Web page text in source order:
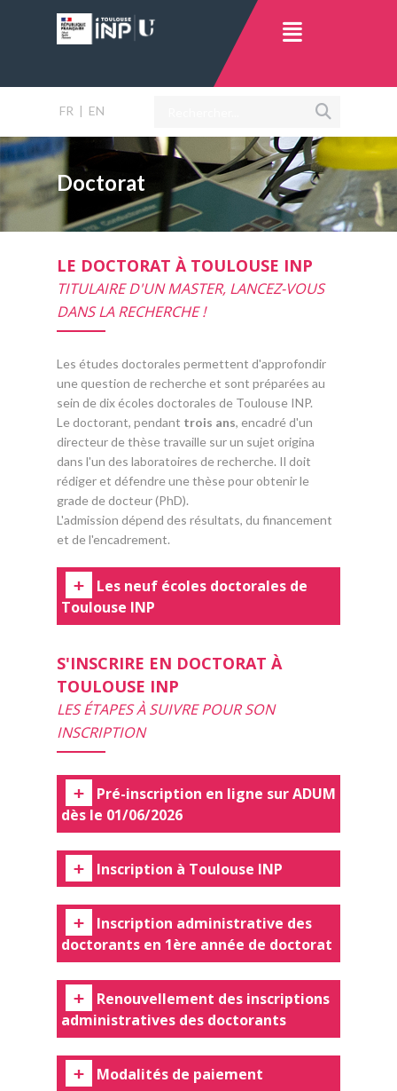
FR | EN
Doctorat
LE DOCTORAT À TOULOUSE INP
TITULAIRE D'UN MASTER, LANCEZ-VOUS
DANS LA RECHERCHE !
Les études doctorales permettent d'approfondir
une question de recherche et sont préparées au
sein de dix écoles doctorales de Toulouse INP.
Le doctorant, pendant trois ans, encadré d'un
directeur de thèse travaille sur un sujet origina
dans l'un des laboratoires de recherche. Il doit
rédiger et défendre une thèse pour obtenir le
grade de docteur (PhD).
L'admission dépend des résultats, du financement
et de l'encadrement.
Les neuf écoles doctorales de
Toulouse INP
S'INSCRIRE EN DOCTORAT À
TOULOUSE INP
LES ÉTAPES À SUIVRE POUR SON
INSCRIPTION
Pré-inscription en ligne sur ADUM
dès le 01/06/2026
Inscription à Toulouse INP
Inscription administrative des
doctorants en 1ère année de doctorat
Renouvellement des inscriptions
administratives des doctorants
Modalités de paiement